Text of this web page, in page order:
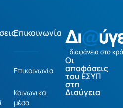
Επικοινωνία
Επικοινωνία
Κοινωνικά
μέσα
Οι
αποφάσεις
του ΕΣΥΠ
στη
Διαύγεια